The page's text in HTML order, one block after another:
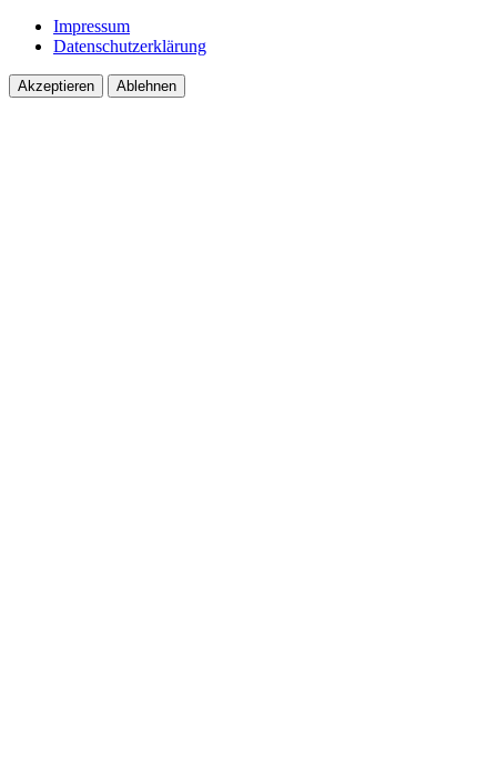
Impressum
Datenschutzerklärung
Akzeptieren Ablehnen